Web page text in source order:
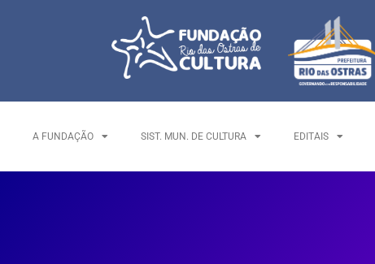
A FUNDAÇÃO SIST. MUN. DE CULTURA EDITAIS